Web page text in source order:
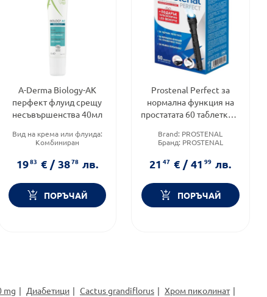
A-Derma Biology-AK
перфект флуид срещу
несъвършенства 40мл
Вид на крема или флуида:
Комбиниран
Дермокозметика
Функционалност: Антиейдж
1983 € / 3878 лв.
ПОРЪЧАЙ
Prostenal Perfect за
нормална функция на
простатата 60 таблетки +
фенерче
Brand: PROSTENAL
Бранд: PROSTENAL
таблетки
2147 € / 4199 лв.
ПОРЪЧАЙ
mg Диабетици Cactus grandiflorus
Хром пиколинат